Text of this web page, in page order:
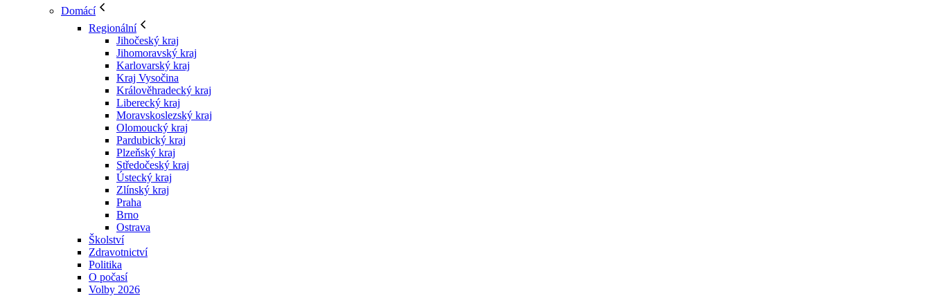
Domácí
Regionální
Jihočeský kraj
Jihomoravský kraj
Karlovarský kraj
Kraj Vysočina
Králověhradecký kraj
Liberecký kraj
Moravskoslezský kraj
Olomoucký kraj
Pardubický kraj
Plzeňský kraj
Středočeský kraj
Ústecký kraj
Zlínský kraj
Praha
Brno
Ostrava
Školství
Zdravotnictví
Politika
O počasí
Volby 2026